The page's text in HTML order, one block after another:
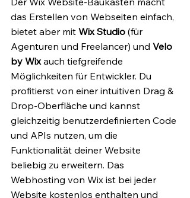
das Erstellen von Webseiten einfach,
bietet aber mit Wix Studio (für
Agenturen und Freelancer) und Velo
by Wix auch tiefgreifende
Möglichkeiten für Entwickler. Du
profitierst von einer intuitiven Drag &
Drop-Oberfläche und kannst
gleichzeitig benutzerdefinierten Code
und APIs nutzen, um die
Funktionalität deiner Website
beliebig zu erweitern. Das
Webhosting von Wix ist bei jeder
Website kostenlos enthalten und